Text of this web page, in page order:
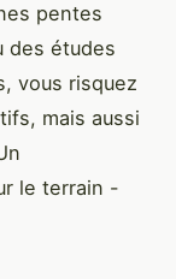
pentes
des études
vous risquez
mais aussi
le terrain -